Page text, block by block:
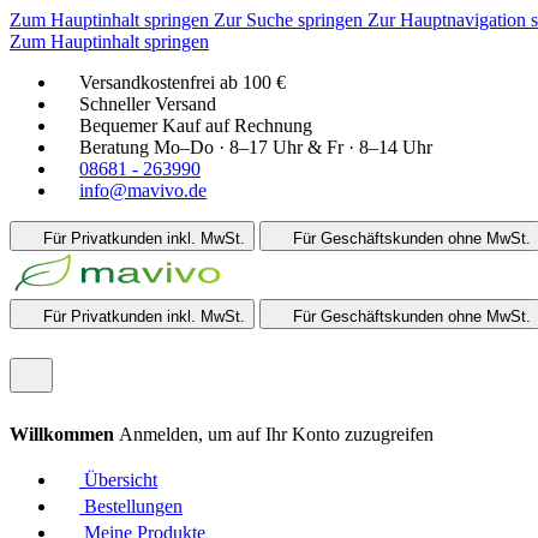
Zum Hauptinhalt springen Zur Suche springen Zur Hauptnavigation
Zum Hauptinhalt springen
Versandkostenfrei ab 100 €
Schneller Versand
Bequemer Kauf auf Rechnung
Beratung Mo–Do · 8–17 Uhr & Fr · 8–14 Uhr
08681 - 263990
info@mavivo.de
Für Privatkunden inkl. MwSt. Für Geschäftskunden ohne MwSt.
Für Privatkunden inkl. MwSt. Für Geschäftskunden ohne MwSt.
Willkommen Anmelden, um auf Ihr Konto zuzugreifen
Übersicht
Bestellungen
Meine Produkte